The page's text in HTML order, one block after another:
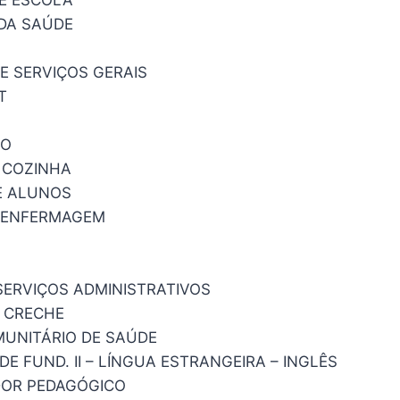
SAÚDE
SERVIÇOS GERAIS
ALUNOS
ADMINISTRATIVOS
DE SAÚDE
FUND. II – LÍNGUA ESTRANGEIRA – INGLÊS
PEDAGÓGICO